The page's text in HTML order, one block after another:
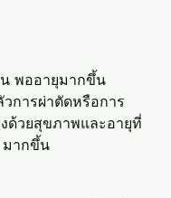
พออายุมากขึ้น
วการผ่าตัดหรือการ
ด้วยสุขภาพและอายุที่
มากขึ้น